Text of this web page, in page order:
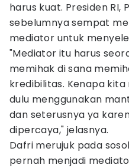
harus kuat. Presiden RI,
sebelumnya sempat
mediator untuk
"Mediator itu harus
memihak di sana
kredibilitas. Kenapa
dulu menggunakan
dan seterusnya ya
dipercaya," jelasnya.
Dafri merujuk pada
pernah menjadi